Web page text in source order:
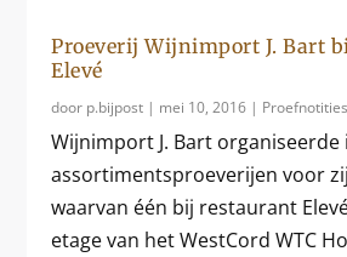
Proeverij Wijnimport J. Bart
Elevé
door p.bijpost | mei 10, 2016 | Proefnotities
Wijnimport J. Bart
assortimentsproeverijen voor
waarvan één bij restaurant
etage van het WestCord WTC